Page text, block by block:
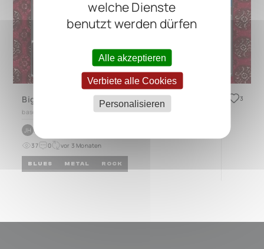
welche Dienste
benutzt werden dürfen
Alle akzeptieren
Verbiete alle Cookies
Personalisieren
Big board
based on
JH by
37 0 vor 3 Monaten
BLUES METAL ROCK
3